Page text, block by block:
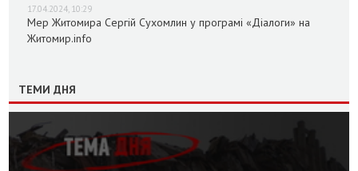
17.04.2024, 10:29
Мер Житомира Сергій Сухомлин у програмі «Діалоги» на
Житомир.info
ТЕМИ ДНЯ